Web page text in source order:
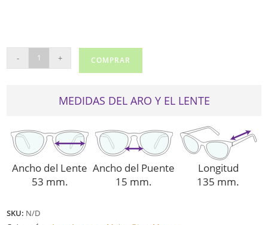
BUCHMAN
- + COMPRAR
MEDIDAS DEL ARO Y EL LENTE
Ancho del Lente
53 mm.
Ancho del Puente
15 mm.
Longitud
135 mm.
SKU: N/D